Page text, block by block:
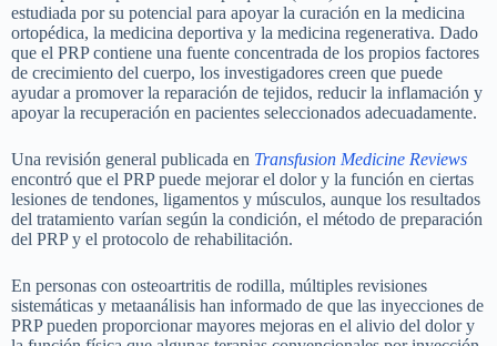
estudiada por su potencial para apoyar la curación en la medicina
ortopédica, la medicina deportiva y la medicina regenerativa. Dado
que el PRP contiene una fuente concentrada de los propios factores
de crecimiento del cuerpo, los investigadores creen que puede
ayudar a promover la reparación de tejidos, reducir la inflamación y
apoyar la recuperación en pacientes seleccionados adecuadamente.
Una revisión general publicada en Transfusion Medicine Reviews
encontró que el PRP puede mejorar el dolor y la función en ciertas
lesiones de tendones, ligamentos y músculos, aunque los resultados
del tratamiento varían según la condición, el método de preparación
del PRP y el protocolo de rehabilitación.
En personas con osteoartritis de rodilla, múltiples revisiones
sistemáticas y metaanálisis han informado de que las inyecciones de
PRP pueden proporcionar mayores mejoras en el alivio del dolor y